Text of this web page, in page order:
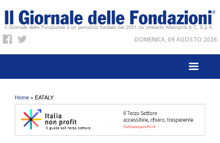
DOMENICA, 09 AGOSTO 2026
Tu sei qui
Home » EATALY